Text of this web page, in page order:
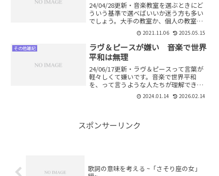
24/04/28更新・音楽教室を選ぶときにど
ういう基準で選べばいいか迷う方も多い
でしょう。大手の教室か、個人の教室
か。どちらが良いのか。それぞれのメリ
ット・デメリットを比較しながら解説し
ます。これで教室選びにも迷わなくなり
ます。
2021.11.06 2025.05.15
その他雑記
ラヴ＆ピースが嫌い 音楽で世界
平和は無理
24/06/17更新・ラヴ＆ピースって言葉が
軽々しくて嫌いです。音楽で世界平和
を、って言うような人たちが理解できま
せん。昨今よく言われる多様性やSDGs、
ラヴ＆ピースなどの根底には共通するあ
2024.01.14 2026.02.14
スポンサーリンク
歌詞の意味を考える ~「さそり座の女」